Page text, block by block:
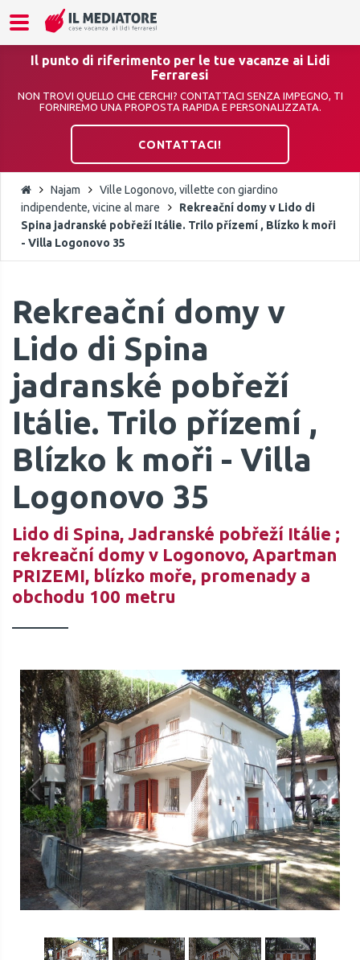
Il punto di riferimento per le tue vacanze ai Lidi
Ferraresi
NON TROVI QUELLO CHE CERCHI? CONTATTACI SENZA IMPEGNO, TI
FORNIREMO UNA PROPOSTA RAPIDA E PERSONALIZZATA.
CONTATTACI!
Najam
Ville Logonovo, villette con giardino
indipendente, vicine al mare
Rekreační domy v Lido di
Spina jadranské pobřeží Itálie. Trilo přízemí , Blízko k moři
- Villa Logonovo 35
Rekreační domy v
Lido di Spina
jadranské pobřeží
Itálie. Trilo přízemí ,
Blízko k moři - Villa
Logonovo 35
Lido di Spina, Jadranské pobřeží Itálie ;
rekreační domy v Logonovo, Apartman
PRIZEMI, blízko moře, promenady a
obchodu 100 metru